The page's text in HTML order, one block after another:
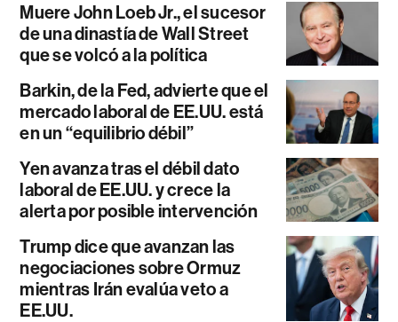
Muere John Loeb Jr., el sucesor
de una dinastía de Wall Street
que se volcó a la política
Barkin, de la Fed, advierte que el
mercado laboral de EE.UU. está
en un “equilibrio débil”
Yen avanza tras el débil dato
laboral de EE.UU. y crece la
alerta por posible intervención
Trump dice que avanzan las
negociaciones sobre Ormuz
mientras Irán evalúa veto a
EE.UU.